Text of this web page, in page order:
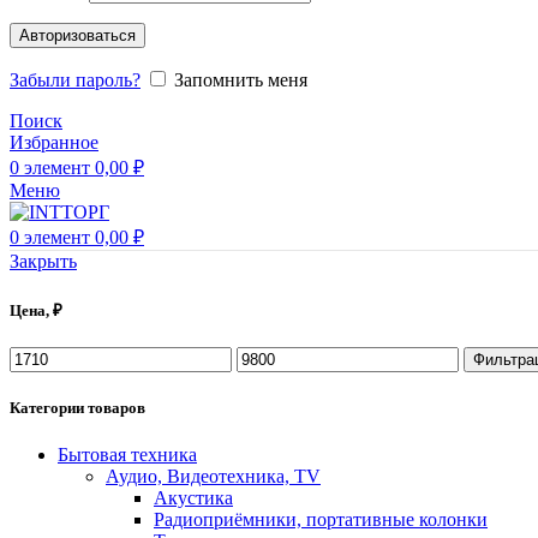
Авторизоваться
Забыли пароль?
Запомнить меня
Поиск
Избранное
0 элемент 0,00 ₽
Меню
0 элемент 0,00 ₽
Закрыть
Цена, ₽
Категории товаров
Бытовая техника
Аудио, Видеотехника, TV
Акустика
Радиоприёмники, портативные колонки